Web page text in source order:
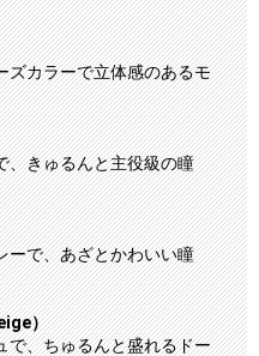
ズカラーで立体感のあるモ
、きゅるんと主役級の瞳
ーで、あざとかわいい瞳
）
で、ちゅるんと盛れるドー